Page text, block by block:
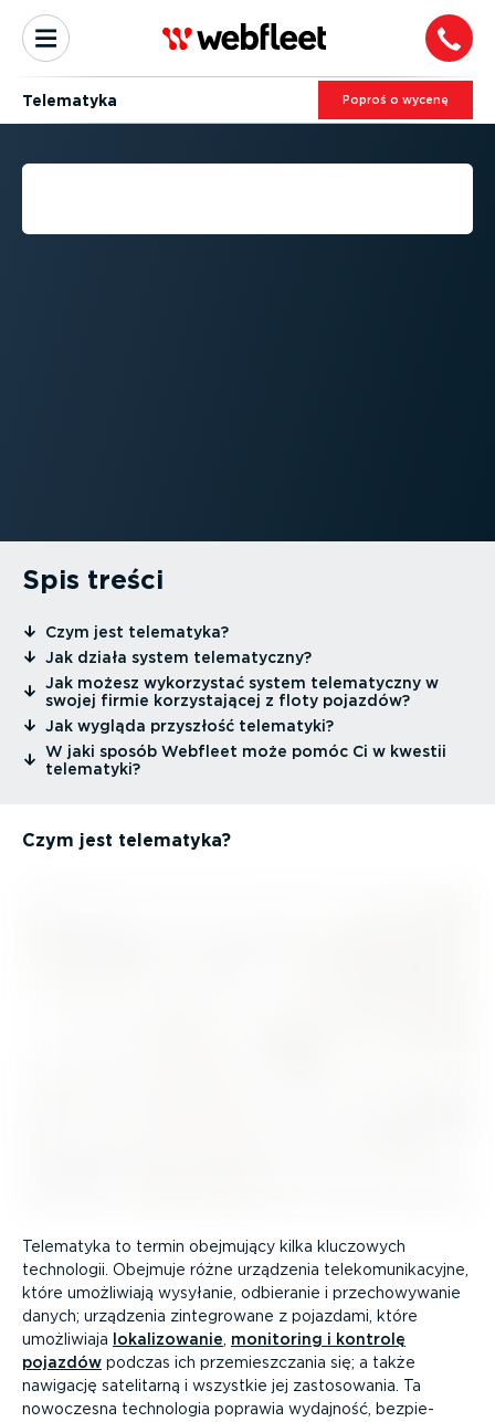
Telematyka Poproś o wycenę
TELEMATYKA:
Spis treści
⁠Czym jest telematyka?
⁠Jak działa system telema­tyczny?
⁠Jak możesz wykorzystać system telema­tyczny w
swojej firmie korzy­sta­jącej z floty pojazdów?
⁠Jak wygląda przyszłość telematyki?
⁠W jaki sposób Webfleet może pomóc Ci w kwestii
telematyki?
Czym jest telematyka?
Telematyka to termin obejmujący kilka kluczowych
technologii. Obejmuje różne urządzenia teleko­mu­ni­ka­cyjne,
które umożliwiają wysyłanie, odbieranie i przecho­wy­wanie
danych; urządzenia zinte­growane z pojazdami, które
umożliwiaja
lokali­zo­wanie, monitoring i kontrolę
pojazdów podczas ich przemiesz­czania się; a także
nawigację satelitarną i wszystkie jej zasto­so­wania. Ta
nowoczesna technologia poprawia wydajność, bezpie­